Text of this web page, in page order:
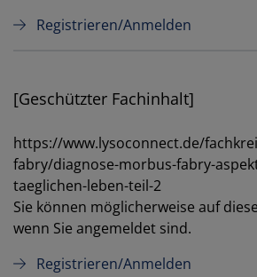
Registrieren/Anmelden
[Geschützter Fachinhalt]
https://www.lysoconnect.de/
fabry/diagnose-morbus-fabry-
taeglichen-leben-teil-2
Sie können möglicherweise auf
wenn Sie angemeldet sind.
Registrieren/Anmelden